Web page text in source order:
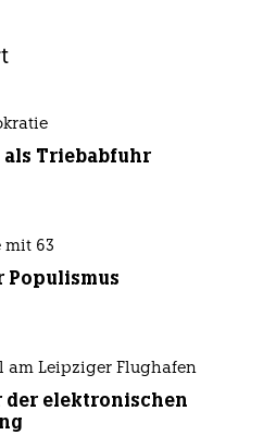
als Triebabfuhr
mit 63
Populismus
am Leipziger Flughafen
der elektronischen